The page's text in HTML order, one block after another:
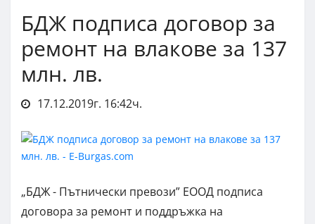
БДЖ подписа договор за
ремонт на влакове за 137
млн. лв.
17.12.2019г. 16:42ч.
„БДЖ - Пътнически превози” ЕООД подписа
договора за ремонт и поддръжка на